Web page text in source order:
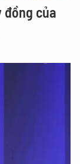
đồng của